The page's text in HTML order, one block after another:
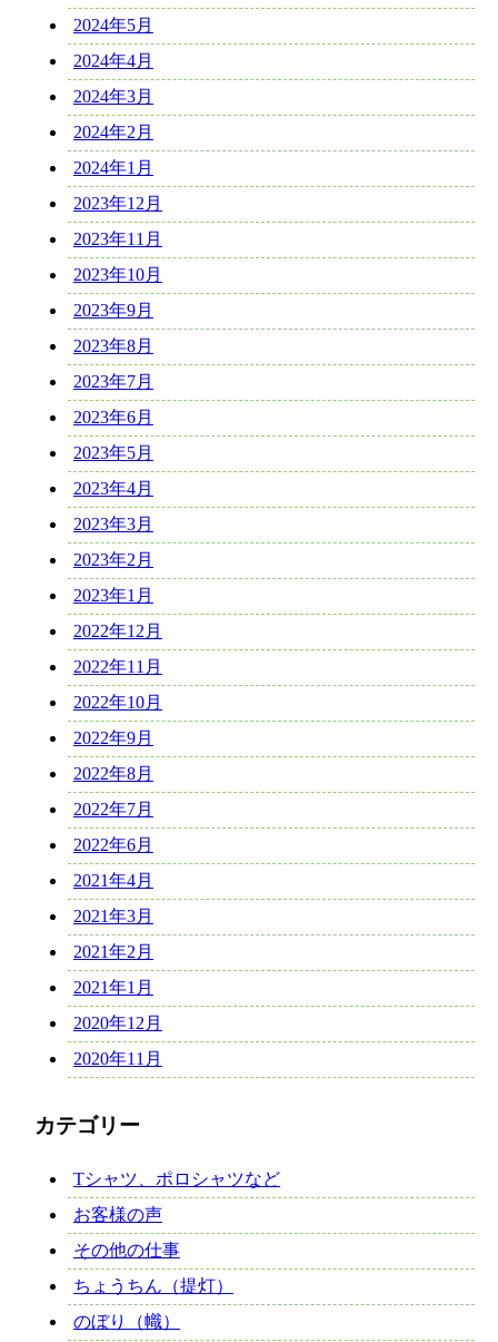
2024年5月
2024年4月
2024年3月
2024年2月
2024年1月
2023年12月
2023年11月
2023年10月
2023年9月
2023年8月
2023年7月
2023年6月
2023年5月
2023年4月
2023年3月
2023年2月
2023年1月
2022年12月
2022年11月
2022年10月
2022年9月
2022年8月
2022年7月
2022年6月
2021年4月
2021年3月
2021年2月
2021年1月
2020年12月
2020年11月
カテゴリー
Tシャツ、ポロシャツなど
お客様の声
その他の仕事
ちょうちん（提灯）
のぼり（幟）